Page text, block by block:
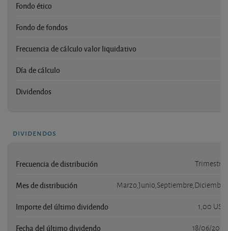
Fondo ético
Fondo de fondos
Frecuencia de cálculo valor liquidativo
Día de cálculo
Dividendos
dividendos
Frecuencia de distribución Trimestral
Mes de distribución Marzo,Junio,Septiembre,Diciembre
Importe del último dividendo 1,00 USD
Fecha del último dividendo 18/06/2026